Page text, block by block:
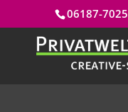
06187-7025